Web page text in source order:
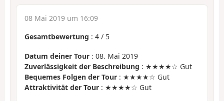
08 Mai 2019 um 16:09
Gesamtbewertung : 4 / 5
Datum deiner Tour : 08. Mai 2019
Zuverlässigkeit der Beschreibung : ★★★★☆ Gut
Bequemes Folgen der Tour : ★★★★☆ Gut
Attraktivität der Tour : ★★★★☆ Gut